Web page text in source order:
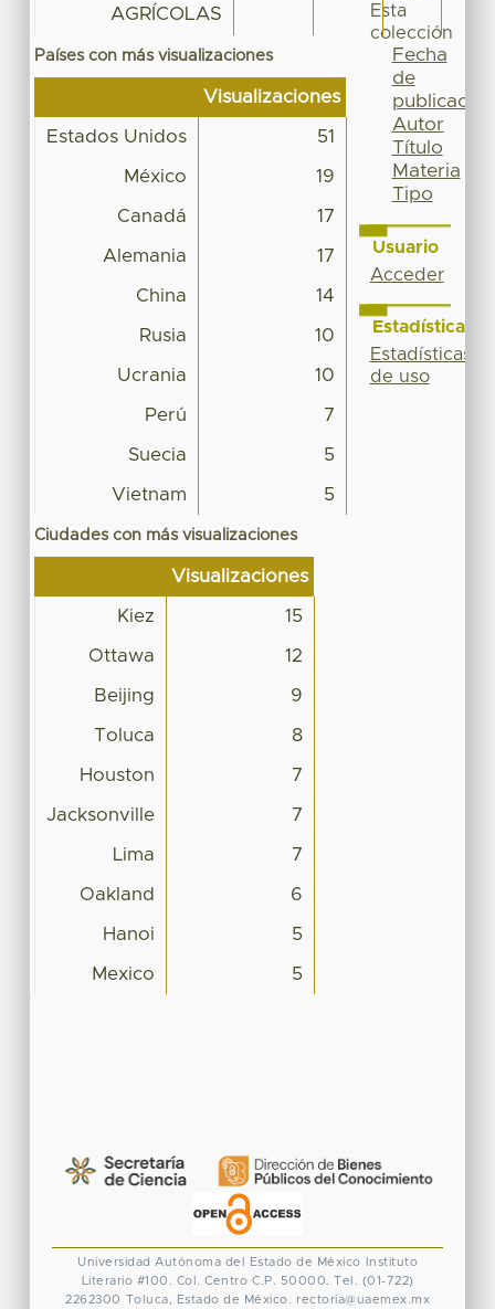
AGRÍCOLAS
Países con más visualizaciones
Visualizaciones
Estados Unidos 51
México 19
Canadá 17
Alemania 17
China 14
Rusia 10
Ucrania 10
Perú 7
Suecia 5
Vietnam 5
Ciudades con más visualizaciones
Visualizaciones
Kiez 15
Ottawa 12
Beijing 9
Toluca 8
Houston 7
Jacksonville 7
Lima 7
Oakland 6
Hanoi 5
Mexico 5
Esta
colección
Fecha
de
publicación
Autor
Título
Materia
Tipo
Usuario
Acceder
Estadísticas
Estadísticas
de uso
Universidad Autónoma del Estado de México
Instituto
Literario #100. Col. Centro C.P. 50000. Tel. (01-722)
2262300 Toluca, Estado de México. rectoria@uaemex.mx